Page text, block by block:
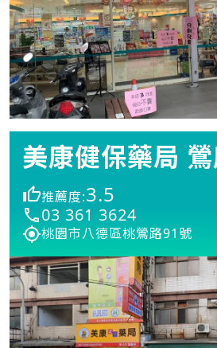
美康健保藥局
推薦度:3.5
03 361 3624
桃園市八德區桃鶯路91號